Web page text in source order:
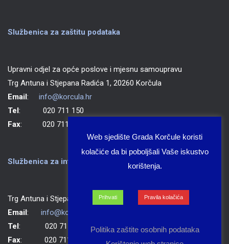
Službenica za zaštitu podataka
Upravni odjel za opće poslove i mjesnu samoupravu
Trg Antuna i Stjepana Radića 1, 20260 Korčula
Email: info@korcula.hr
Tel: 020 711 150
Fax: 020 711 702
Službenica za informiranje Grada Korčule
Trg Antuna i Stjepana Radića 1, 20260 Korčula
Email: info@korcula.hr
Tel: 020 711 150
Fax: 020 711 702
Web sjedište Grada Korčule koristi
kolačiće da bi poboljšali Vaše iskustvo
korištenja.
Prihvati Pravila kolačića
Politika zaštite osobnih podataka